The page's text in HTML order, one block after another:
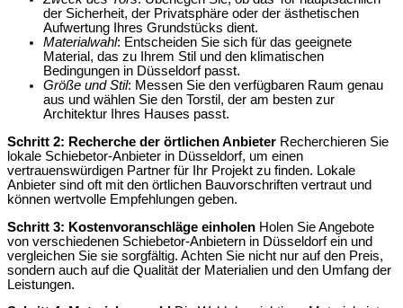
der Sicherheit, der Privatsphäre oder der ästhetischen
Aufwertung Ihres Grundstücks dient.
Materialwahl: Entscheiden Sie sich für das geeignete
Material, das zu Ihrem Stil und den klimatischen
Bedingungen in Düsseldorf passt.
Größe und Stil: Messen Sie den verfügbaren Raum genau
aus und wählen Sie den Torstil, der am besten zur
Architektur Ihres Hauses passt.
Schritt 2: Recherche der örtlichen Anbieter Recherchieren Sie
lokale Schiebetor-Anbieter in Düsseldorf, um einen
vertrauenswürdigen Partner für Ihr Projekt zu finden. Lokale
Anbieter sind oft mit den örtlichen Bauvorschriften vertraut und
können wertvolle Empfehlungen geben.
Schritt 3: Kostenvoranschläge einholen Holen Sie Angebote
von verschiedenen Schiebetor-Anbietern in Düsseldorf ein und
vergleichen Sie sie sorgfältig. Achten Sie nicht nur auf den Preis,
sondern auch auf die Qualität der Materialien und den Umfang der
Leistungen.